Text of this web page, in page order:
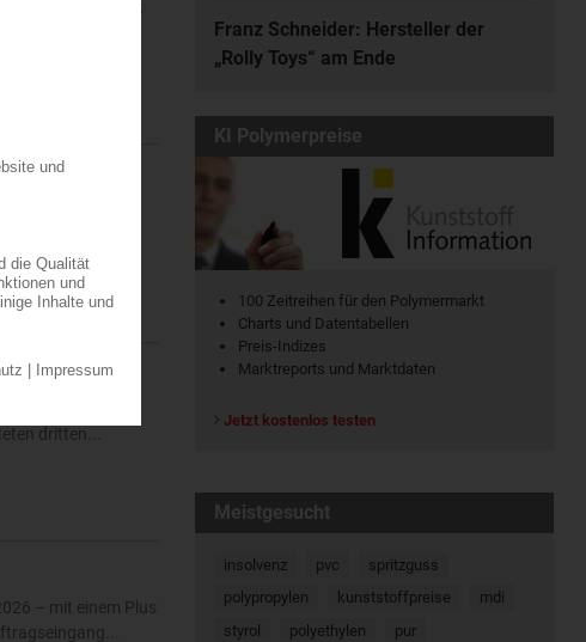
– seine regionale
für die
teilt der...
Der
dritten...
– mit einem Plus
Franz Schneider: Hersteller der
„Rolly Toys“ am Ende
KI Polymerpreise
100 Zeitreihen für den Polymermarkt
Charts und Datentabellen
Preis-Indizes
Marktreports und Marktdaten
Jetzt kostenlos testen
Meistgesucht
insolvenz pvc
spritzguss
polypropylen
kunststoffpreise
mdi
styrol
polyethylen
pur